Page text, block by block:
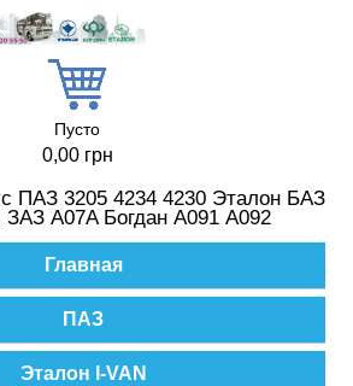
Пусто
0,00 грн
ПАЗ 3205 4234 4230 Эталон БАЗ
ЗАЗ A07A Богдан А091 А092
Главная
ПАЗ
Эталон I-VAN